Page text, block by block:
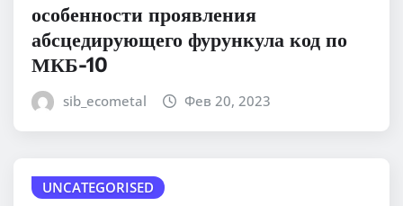
особенности проявления
абсцедирующего фурункула код по
МКБ-10
sib_ecometal Фев 20, 2023
UNCATEGORISED